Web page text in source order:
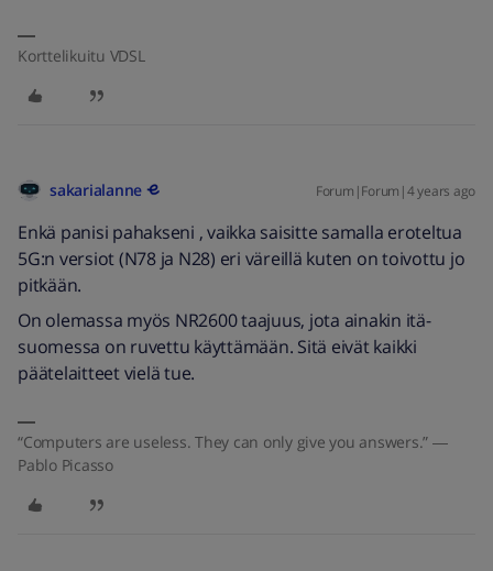
Korttelikuitu VDSL
sakarialanne Forum|Forum|4 years ago
Enkä panisi pahakseni , vaikka saisitte samalla eroteltua
5G:n versiot (N78 ja N28) eri väreillä kuten on toivottu jo
pitkään.
On olemassa myös NR2600 taajuus, jota ainakin itä-
suomessa on ruvettu käyttämään. Sitä eivät kaikki
päätelaitteet vielä tue.
“Computers are useless. They can only give you answers.” ―
Pablo Picasso